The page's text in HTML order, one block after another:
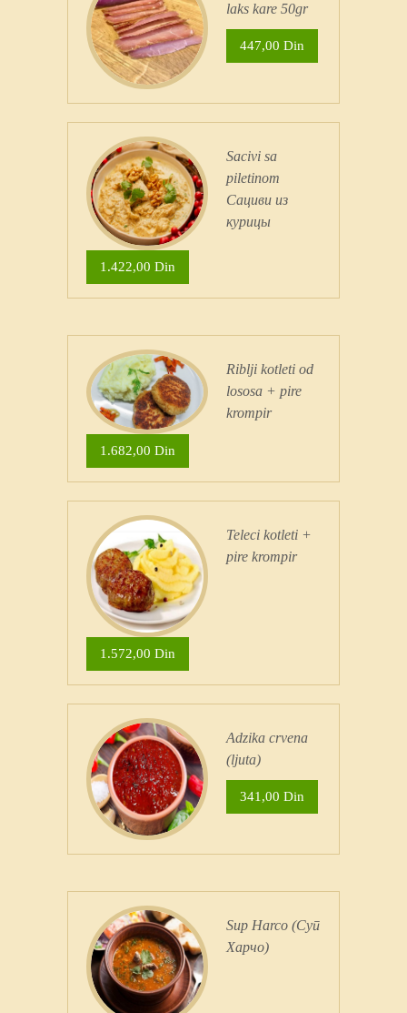
laks kare 50gr
447,00 Din
Sacivi sa
piletinom
Сациви из
курицы
1.422,00 Din
Riblji kotleti od
lososa + pire
krompir
1.682,00 Din
Teleci kotleti +
pire krompir
1.572,00 Din
Adzika crvena
(ljuta)
341,00 Din
Sup Harco (Суп
Харчо)